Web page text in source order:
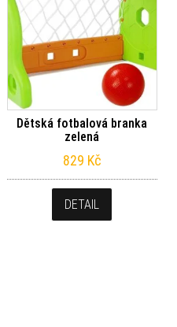
Dětská fotbalová branka
zelená
829 Kč
DETAIL